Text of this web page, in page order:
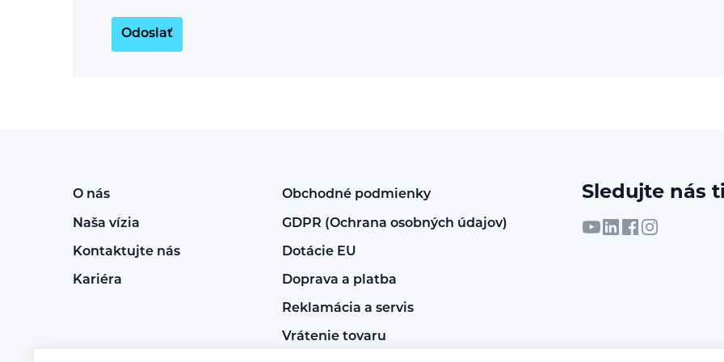
Odoslať
O nás
Naša vízia
Kontaktujte nás
Kariéra
Obchodné podmienky
GDPR (Ochrana osobných údajov)
Dotácie EU
Doprava a platba
Reklamácia a servis
Vrátenie tovaru
Sledujte nás